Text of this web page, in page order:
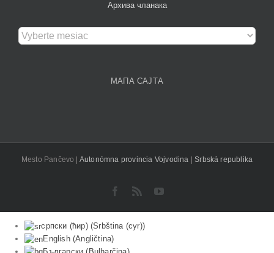
Архива чланака
Архива
чланака
МАПА САЈТА
Mesto Pančevo | Autonómna provincia Vojvodina |Srbská republika
Facebook
Rss YouTube
српски (ћир)(Srbština (cyr))
English(Angličtina)